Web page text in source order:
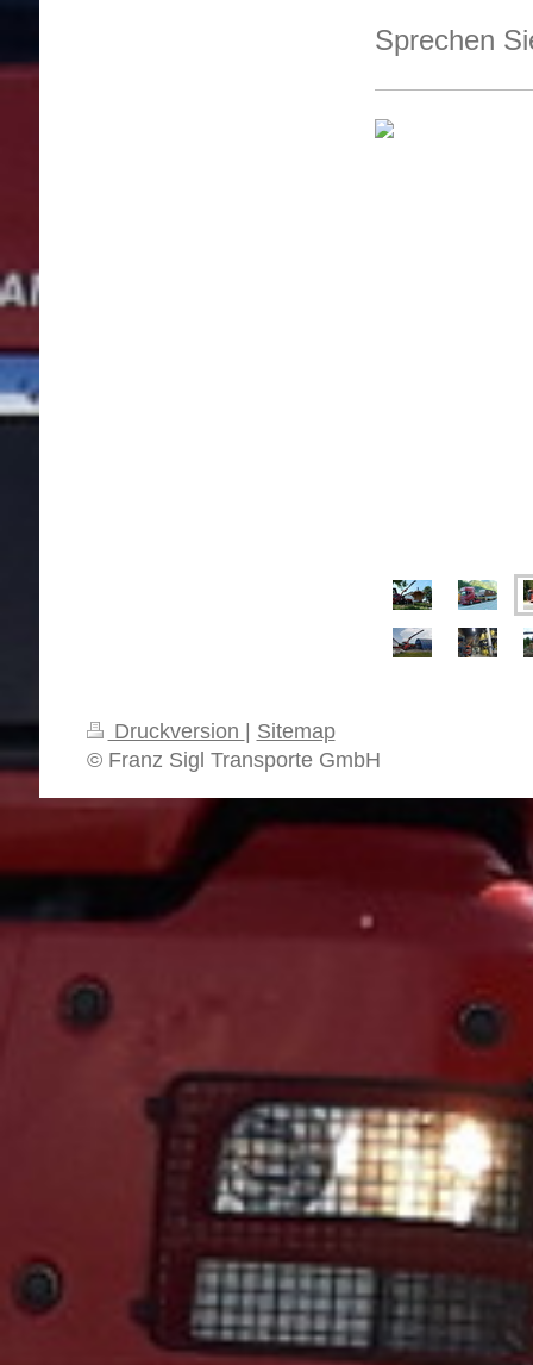
Sprechen
Druckversion
Sitemap
© Franz Sigl Transporte GmbH